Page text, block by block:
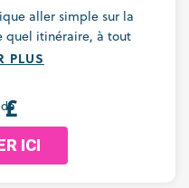
aller simple sur la
quel itinéraire, à tout
PLUS
ICI